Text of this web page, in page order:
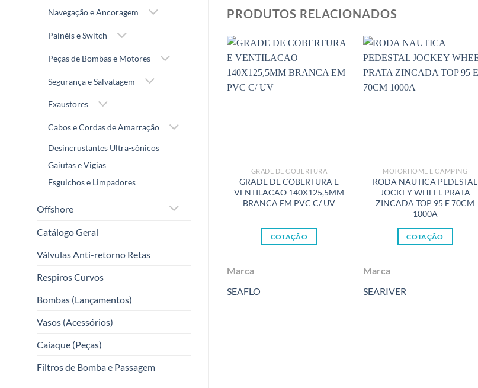
Navegação e Ancoragem
Painéis e Switch
Peças de Bombas e Motores
Segurança e Salvatagem
Exaustores
Cabos e Cordas de Amarração
Desincrustantes Ultra-sônicos
Gaiutas e Vigias
Esguichos e Limpadores
Offshore
Catálogo Geral
Válvulas Anti-retorno Retas
Respiros Curvos
Bombas (Lançamentos)
Vasos (Acessórios)
Caiaque (Peças)
Filtros de Bomba e Passagem
PRODUTOS RELACIONADOS
GRADE DE COBERTURA
GRADE DE COBERTURA E
VENTILACAO 140X125,5MM
BRANCA EM PVC C/ UV
COTAÇÃO
Marca
SEAFLO
MOTORHOME E CAMPING
RODA NAUTICA PEDESTAL
JOCKEY WHEEL PRATA
ZINCADA TOP 95 E 70CM
1000A
COTAÇÃO
Marca
SEARIVER